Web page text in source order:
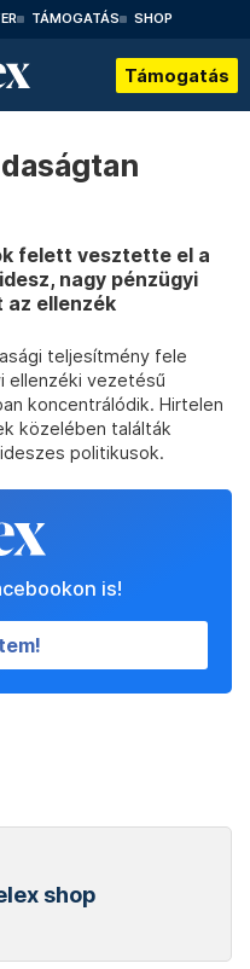
TÁMOGATÁS SHOP
Támogatás
felett vesztette el a
nagy pénzügyi
ellenzék
teljesítmény fele
ellenzéki vezetésű
koncentrálódik. Hirtelen
közelében találták
politikusok.
is!
shop